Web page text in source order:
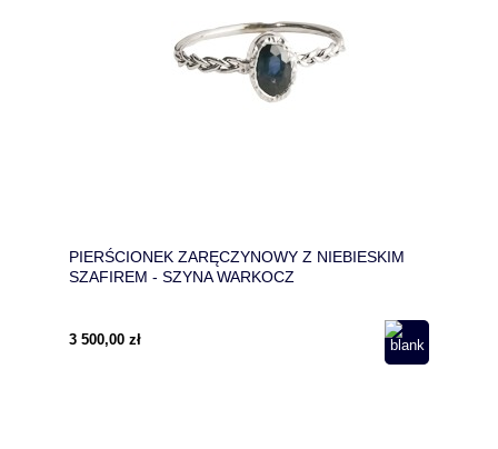
PIERŚCIONEK ZARĘCZYNOWY Z NIEBIESKIM
SZAFIREM - SZYNA WARKOCZ
3 500,00 zł